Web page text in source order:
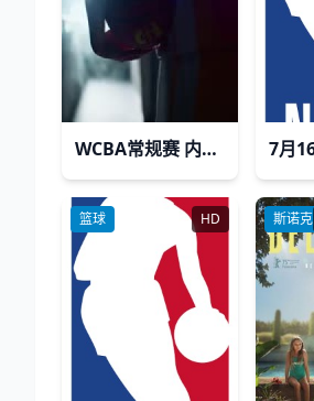
WCBA常规赛 内蒙古农信VS山东高速 20240219(原声)
篮球 HD 斯诺克